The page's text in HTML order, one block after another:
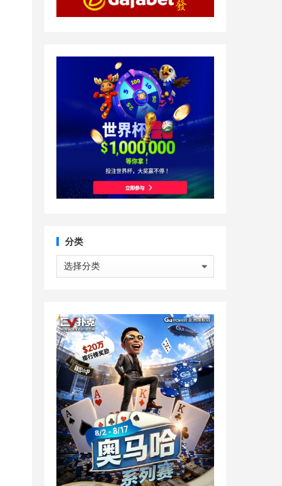
分类
分
类